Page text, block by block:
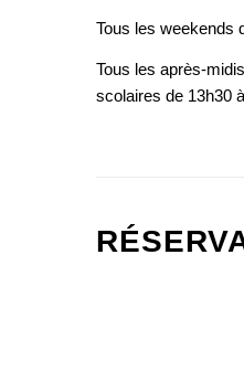
Tous les weekends
Tous les après-
scolaires de 13h30